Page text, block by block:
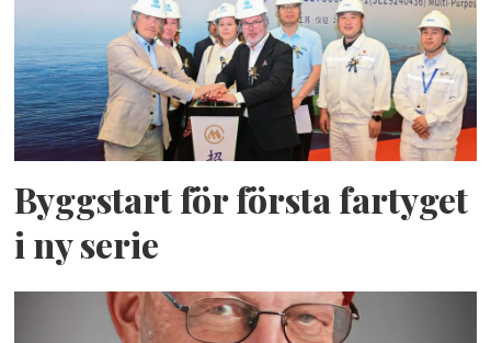
Byggstart för första fartyget
i ny serie